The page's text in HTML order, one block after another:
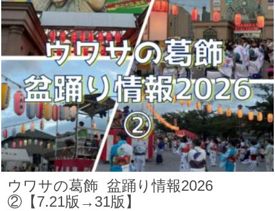
ウワサの葛飾 盆踊り情報2026
②【7.21版→31版】